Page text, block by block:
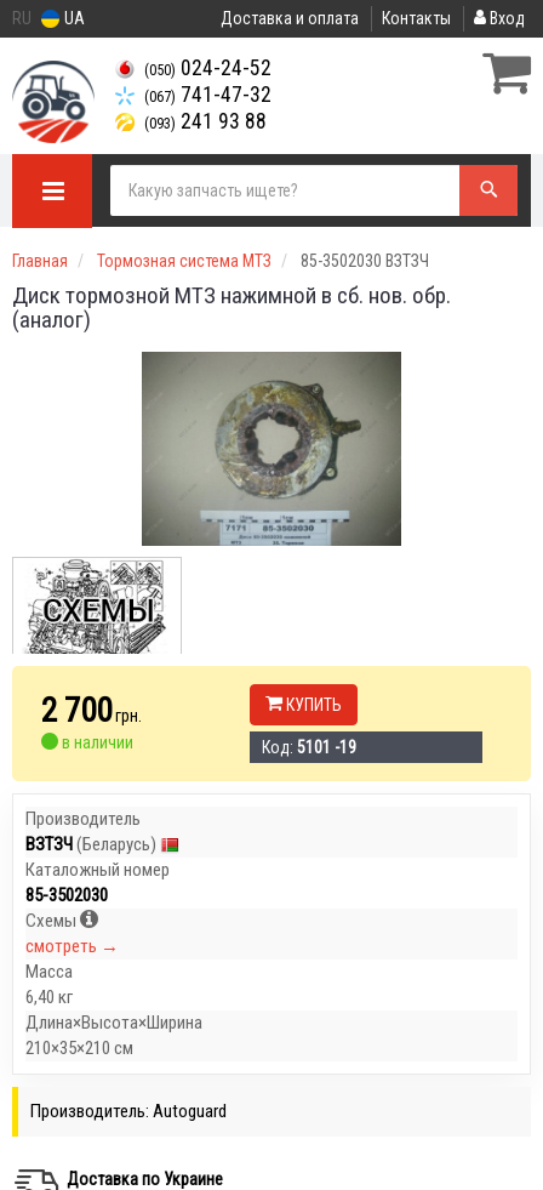
RU UA Доставка и оплата Контакты Вход
(050) 024-24-52
(067) 741-47-32
(093) 241 93 88
Главная Тормозная система МТЗ 85-3502030 ВЗТЗЧ
Диск тормозной МТЗ нажимной в сб. нов. обр.
(аналог)
2 700грн.
в наличии
КУПИТЬ
Код: 5101 -19
Производитель
ВЗТЗЧ(Беларусь)
Каталожный номер
85-3502030
Схемы
смотреть →
Масса
6,40 кг
Длина×Высота×Ширина
210×35×210 см
Производитель: Autoguard
Доставка по Украине